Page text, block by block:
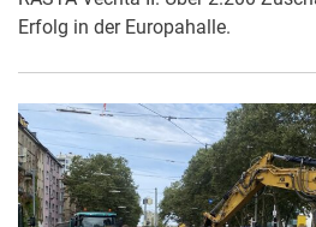
Erfolg in der Europahalle.